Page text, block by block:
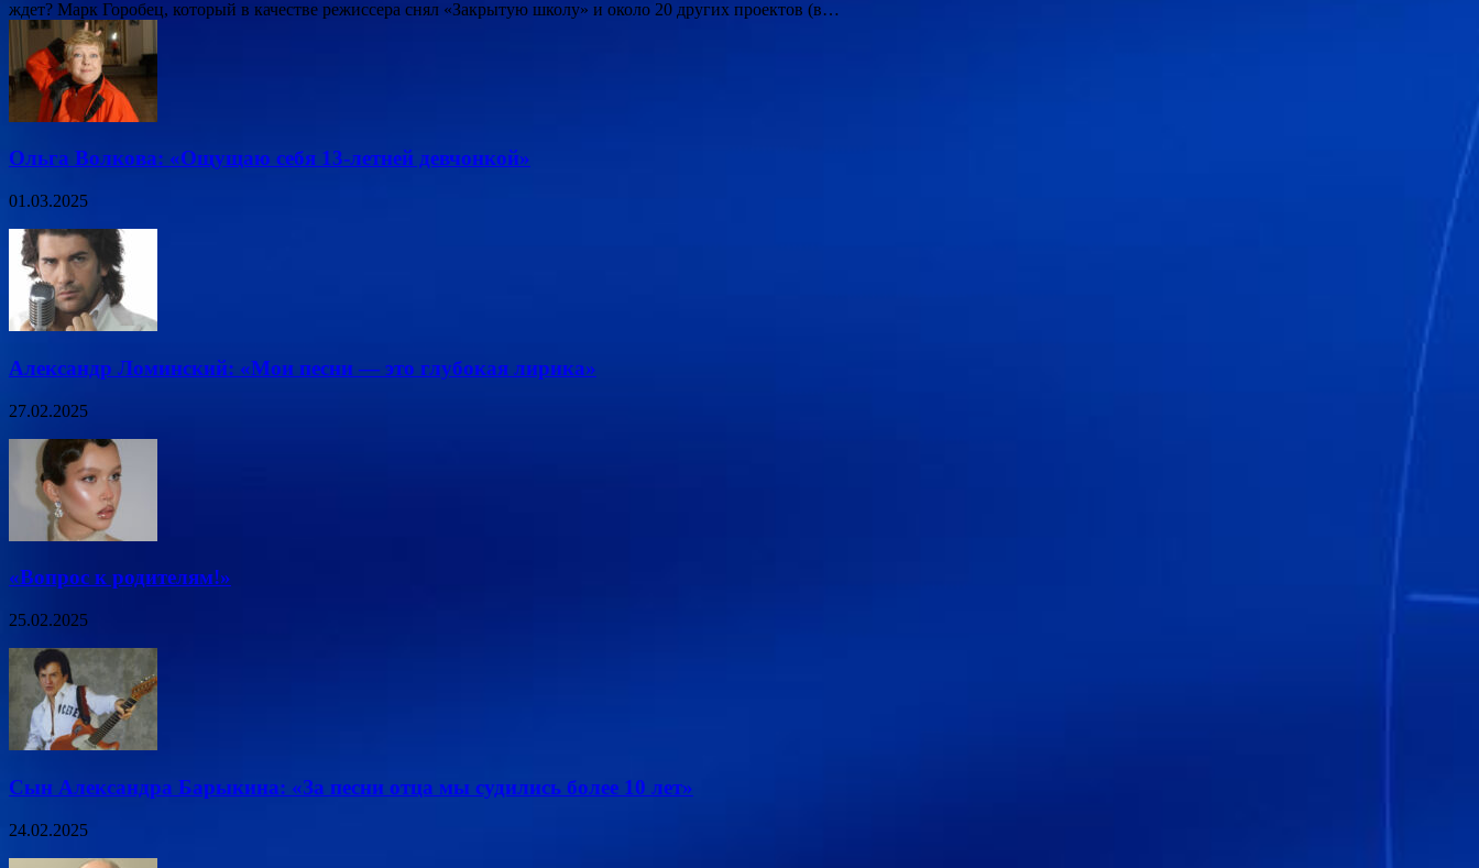
ждет? Марк Горобец, который в качестве режиссера снял «Закрытую школу» и около 20 других проектов (в…
Ольга Волкова: «Ощущаю себя 13-летней девчонкой»
01.03.2025
Александр Ломинский: «Мои песни — это глубокая лирика»
27.02.2025
«Вопрос к родителям!»
25.02.2025
Сын Александра Барыкина: «За песни отца мы судились более 10 лет»
24.02.2025